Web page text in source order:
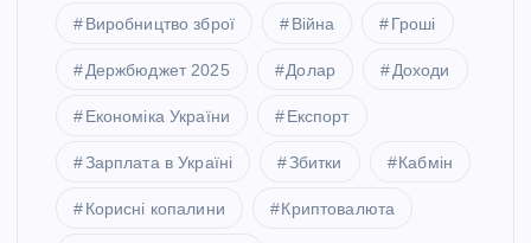
Виробництво зброї Війна Гроші
Держбюджет 2025 Долар Доходи
Економіка України Експорт
Зарплата в Україні Збитки Кабмін
Корисні копалини Криптовалюта